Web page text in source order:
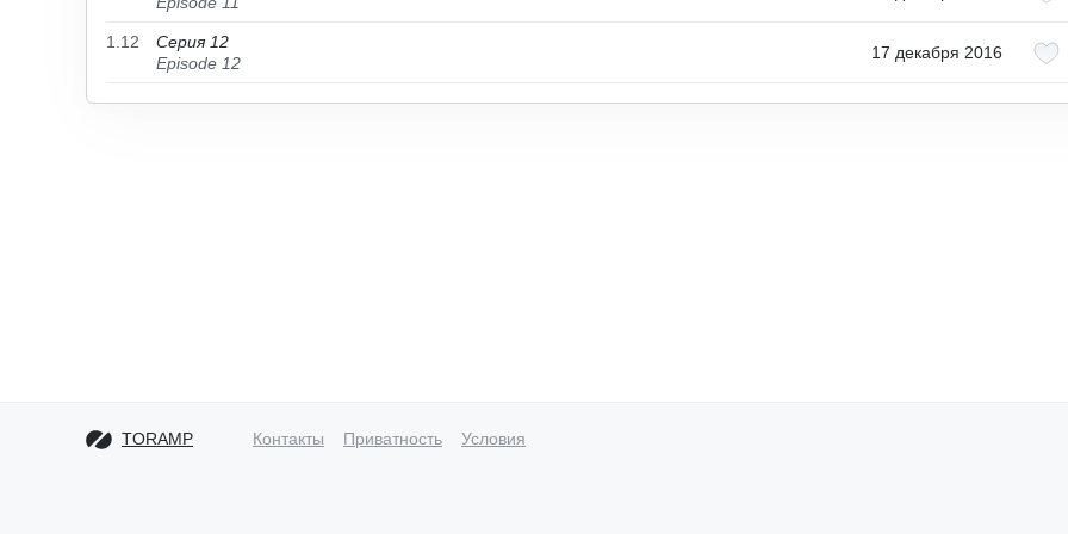
1.12
Серия 12
Episode 12
17 декабря 2016
TORAMP Контакты Приватность Условия